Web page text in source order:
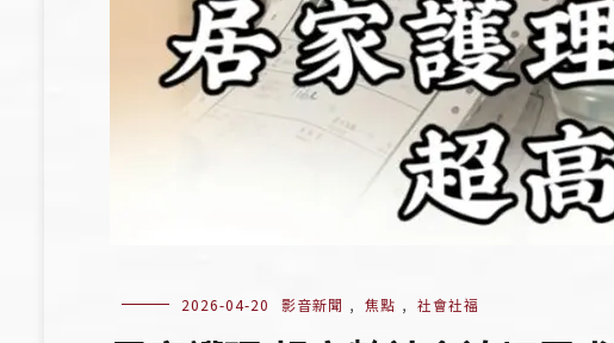
2026-04-20 影音新聞 , 焦點 , 社會社福